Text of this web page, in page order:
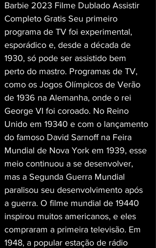
Barbie 2023 Filme Dublado Assistir
Completo Gratis Seu primeiro
programa de TV foi experimental,
esporádico e, desde a década de
1930, só pode ser assistido bem
perto do mastro. Programas de TV,
como os Jogos Olímpicos de Verão
de 1936 na Alemanha, onde o rei
George VI foi coroado. No Reino
Unido em 19340 e com o lançamento
do famoso David Sarnoff na Feira
Mundial de Nova York em 1939, esse
meio continuou a se desenvolver,
mas a Segunda Guerra Mundial
paralisou seu desenvolvimento após
a guerra. O filme mundial de 19440
inspirou muitos americanos, e eles
compraram a primeira televisão. Em
1948, a popular estação de rádio